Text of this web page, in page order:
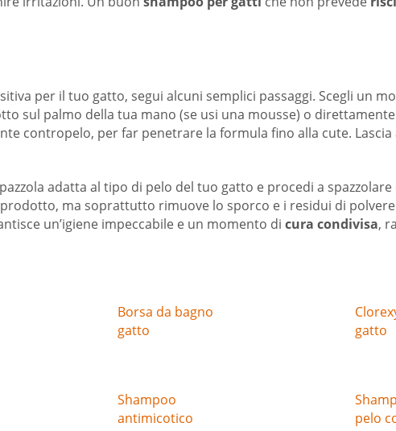
per il tuo gatto, segui alcuni semplici passaggi. Scegli un
sul palmo della tua mano (se usi una mousse) o
contropelo, per far penetrare la formula fino alla cute.
adatta al tipo di pelo del tuo gatto e procedi a
ma soprattutto rimuove lo sporco e i residui di
un’igiene impeccabile e un momento di cura condivisa,
Borsa da bagno
gatto
gatto
Shampoo
antimicotico
pelo